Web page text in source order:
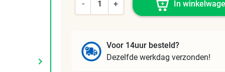
Volgende
keyboard_arrow_right
- + In
Voor 14uur besteld?
Dezelfde werkdag verzonden!